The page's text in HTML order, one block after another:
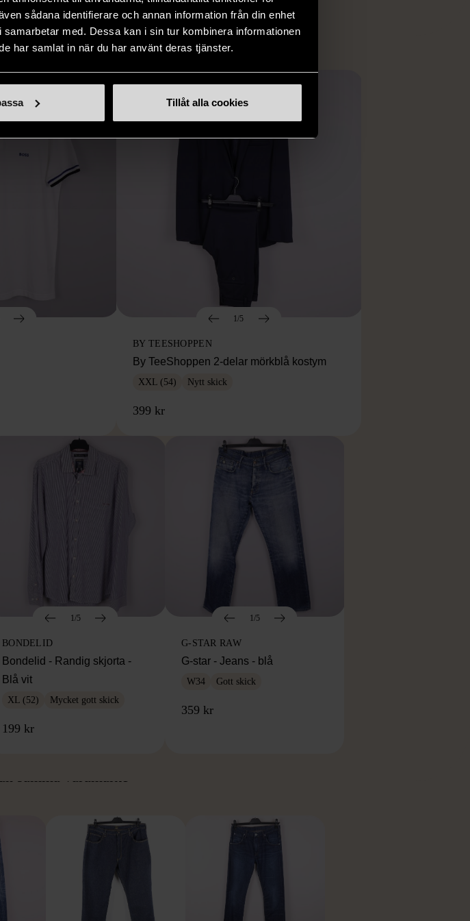
sådana identifierare och annan information från din enhet
med. Dessa kan i sin tur kombinera informationen
har samlat in när du har använt deras tjänster.
Tillåt alla cookies
påminner om denna
1/5
BY TEESHOPPEN
By TeeShoppen 2-delar mörkblå kostym
XXL (54) Nytt skick
399 kr
1/5
BONDELID
Bondelid - Randig skjorta -
Blå vit
XL (52) Mycket gott skick
199 kr
1/5
G-STAR RAW
G-star - Jeans - blå
W34 Gott skick
359 kr
samma varumärke